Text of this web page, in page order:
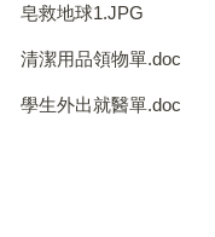
皂救地球1.JPG
清潔用品領物單.doc
學生外出就醫單.doc